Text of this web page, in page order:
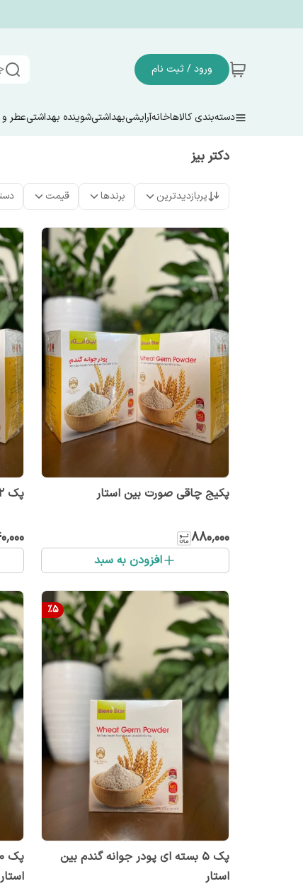
ورود / ثبت نام
دسته‌بندی کالاهاخانهآرایشیبهداشتیشوینده بهداشتیعطر و
دکتر بیز
پربازدیدترین برندها قیمت
پکیج چاقی صورت بین استار
۸۸۰٬۰۰۰
افزودن به سبد
پک ۲ تایی پودر جوانه گندم بین استار
%5
پک ۵ بسته ای پودر جوانه گندم بین
استار
استار